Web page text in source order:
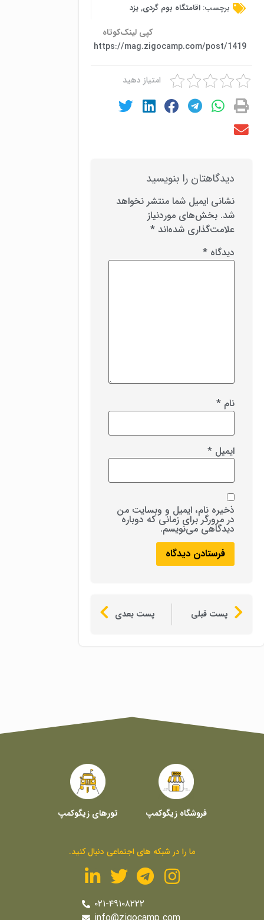
برچسب: اقامتگاه بوم گردی,یزد
کپی لینک‌کوتاه
https://mag.zigocamp.com/post/1419
امتیاز دهید
دیدگاهتان را بنویسید
نشانی ایمیل شما منتشر نخواهد
شد. بخش‌های موردنیاز
علامت‌گذاری شده‌اند *
دیدگاه *
نام *
ایمیل *
ذخیره نام، ایمیل و وبسایت من
در مرورگر برای زمانی که دوباره
دیدگاهی می‌نویسم.
پست قبلی پست بعدی
فروشگاه زیگوکمپ تورهای زیگوکمپ
ما را در شبکه های اجتماعی دنبال کنید.
۰۲۱-۴۹۱۰۸۲۲۲